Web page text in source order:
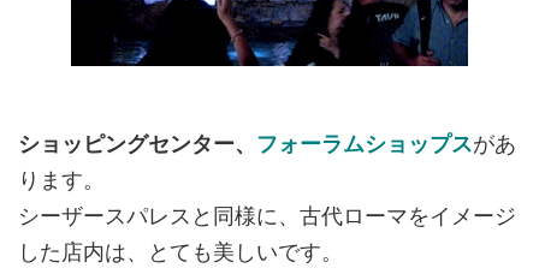
ショッピングセンター、 フォーラムショップスがあ
ります。
シーザースパレスと同様に、古代ローマをイメージ
した店内は、とても美しいです。